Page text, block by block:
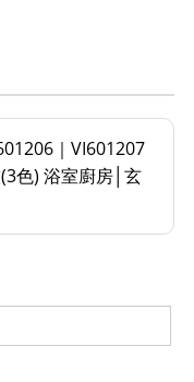
｜VI601207
色) 浴室廚房│玄